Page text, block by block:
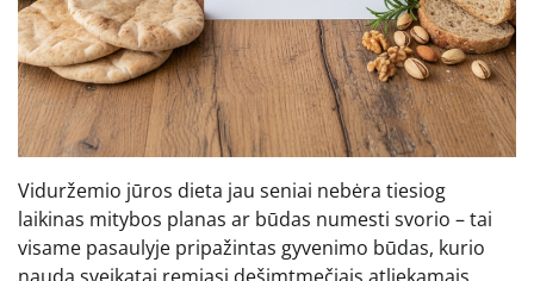
Viduržemio jūros dieta jau seniai nebėra tiesiog
laikinas mitybos planas ar būdas numesti svorio – tai
visame pasaulyje pripažintas gyvenimo būdas, kurio